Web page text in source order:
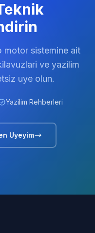
motor sistemine ait
ve yazilim
uye olun.
Yazilim Rehberleri
Uyeyim